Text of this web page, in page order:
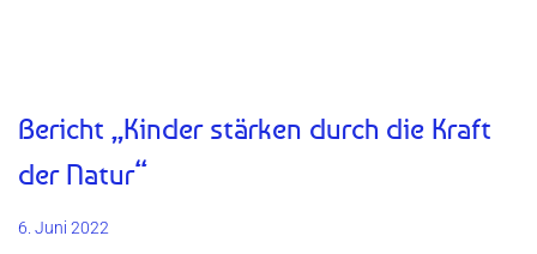
Bericht „Kinder stärken durch die Kraft
der Natur“
6. Juni 2022